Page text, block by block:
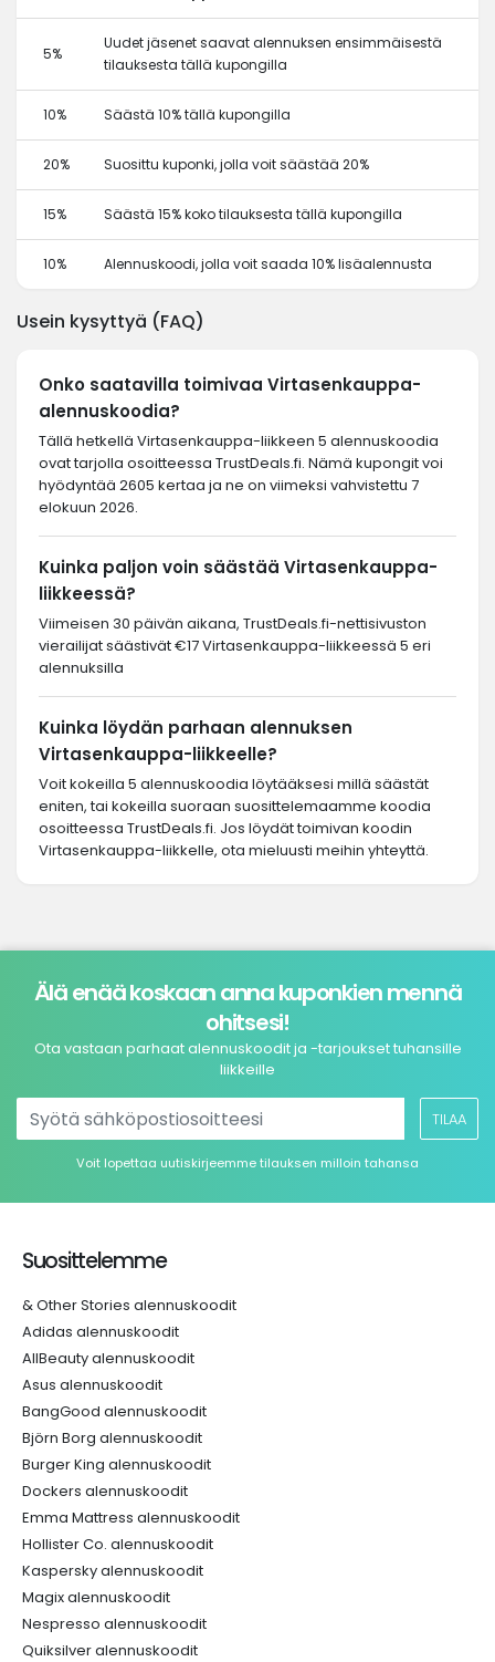
5%
Uudet jäsenet saavat alennuksen ensimmäisestä
tilauksesta tällä kupongilla
10% Säästä 10% tällä kupongilla
20% Suosittu kuponki, jolla voit säästää 20%
15% Säästä 15% koko tilauksesta tällä kupongilla
10% Alennuskoodi, jolla voit saada 10% lisäalennusta
Usein kysyttyä (FAQ)
Onko saatavilla toimivaa Virtasenkauppa-
alennuskoodia?
Tällä hetkellä Virtasenkauppa-liikkeen 5 alennuskoodia
ovat tarjolla osoitteessa TrustDeals.fi. Nämä kupongit voi
hyödyntää 2605 kertaa ja ne on viimeksi vahvistettu 7
elokuun 2026.
Kuinka paljon voin säästää Virtasenkauppa-
liikkeessä?
Viimeisen 30 päivän aikana, TrustDeals.fi-nettisivuston
vierailijat säästivät €17 Virtasenkauppa-liikkeessä 5 eri
alennuksilla
Kuinka löydän parhaan alennuksen
Virtasenkauppa-liikkeelle?
Voit kokeilla 5 alennuskoodia löytääksesi millä säästät
eniten, tai kokeilla suoraan suosittelemaamme koodia
osoitteessa TrustDeals.fi. Jos löydät toimivan koodin
Virtasenkauppa-liikkelle, ota mieluusti meihin yhteyttä.
Älä enää koskaan anna kuponkien mennä
ohitsesi!
Ota vastaan parhaat alennuskoodit ja -tarjoukset tuhansille
liikkeille
TILAA
Voit lopettaa uutiskirjeemme tilauksen milloin tahansa
Suosittelemme
& Other Stories alennuskoodit
Adidas alennuskoodit
AllBeauty alennuskoodit
Asus alennuskoodit
BangGood alennuskoodit
Björn Borg alennuskoodit
Burger King alennuskoodit
Dockers alennuskoodit
Emma Mattress alennuskoodit
Hollister Co. alennuskoodit
Kaspersky alennuskoodit
Magix alennuskoodit
Nespresso alennuskoodit
Quiksilver alennuskoodit